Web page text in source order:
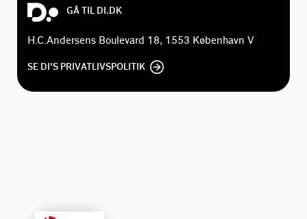
Cybersikkerhed
GÅ TIL DI.DK
H.C.Andersens Boulevard 18, 1553 København V
SE DI'S PRIVATLIVSPOLITIK